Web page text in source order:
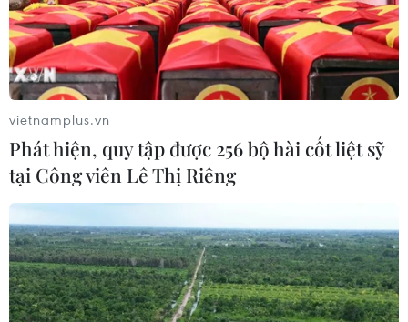
vietnamplus.vn
Phát hiện, quy tập được 256 bộ hài cốt liệt sỹ
tại Công viên Lê Thị Riêng